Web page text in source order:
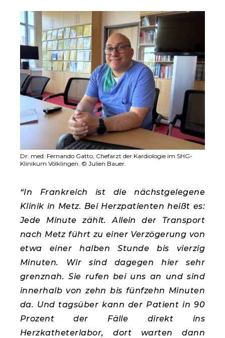
Dr. med. Fernando Gatto, Chefarzt der Kardiologie im SHG-
Klinikum Völklingen. © Julien Bauer.
“In Frankreich ist die nächstgelegene
Klinik in Metz. Bei Herzpatienten heißt es:
Jede Minute zählt. Allein der Transport
nach Metz führt zu einer Verzögerung von
etwa einer halben Stunde bis vierzig
Minuten. Wir sind dagegen hier sehr
grenznah. Sie rufen bei uns an und sind
innerhalb von zehn bis fünfzehn Minuten
da. Und tagsüber kann der Patient in 90
Prozent der Fälle direkt ins
Herzkatheterlabor, dort warten dann